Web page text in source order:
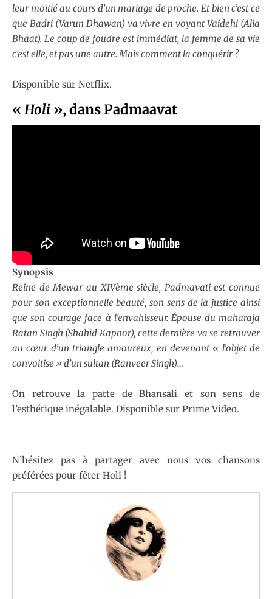
leur moitié au cours d’un mariage de proche. Et bien c’est ce
que Badri (Varun Dhawan) va vivre en voyant Vaidehi (Alia
Bhaat). Le coup de foudre est immédiat, la femme de sa vie
c’est elle, et pas une autre. Mais comment la conquérir ?
Disponible sur Netflix.
« Holi », dans Padmaavat
Synopsis
Reine de Mewar au XIVème siècle, Padmavati est connue
pour son exceptionnelle beauté, son sens de la justice ainsi
que son courage face à l’envahisseur. Épouse du maharaja
Ratan Singh (Shahid Kapoor), cette dernière va se retrouver
au cœur d’un triangle amoureux, en devenant « l’objet de
convoitise » d’un sultan (Ranveer Singh)…
On retrouve la patte de Bhansali et son sens de
l’esthétique inégalable. Disponible sur Prime Video.
N’hésitez pas à partager avec nous vos chansons
préférées pour fêter Holi !